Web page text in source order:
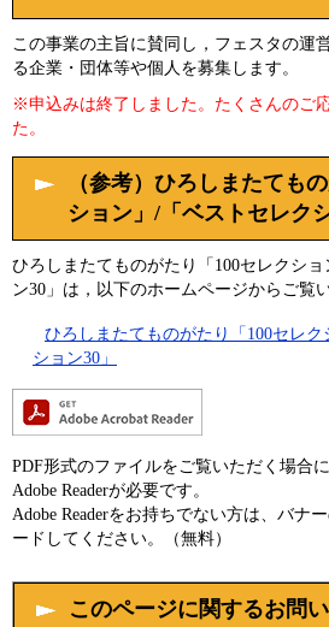
この事業の主旨に賛同し，フェスタの運
る企業・団体等や個人を募集します。
※申込みは終了しました。たくさんのご
た。
（参考）ひろしまたても
ション」/「ベストセレク
ひろしまたてものがたり「100セレクシ
ン30」は，以下のホームページからご覧
ひろしまたてものがたり「100セレ
ション30」
PDF形式のファイルをご覧いただく場合
Adobe Readerが必要です。
Adobe Readerをお持ちでない方は、バナ
ードしてください。（無料）
このページに関するお問